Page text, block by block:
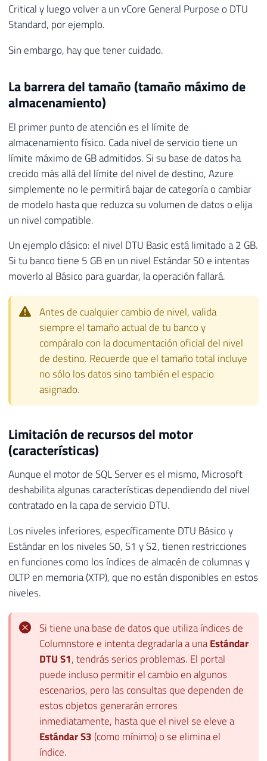
Critical y luego volver a un vCore General Purpose o DTU
Standard, por ejemplo.
Sin embargo, hay que tener cuidado.
La barrera del tamaño (tamaño máximo de
almacenamiento)
El primer punto de atención es el límite de
almacenamiento físico. Cada nivel de servicio tiene un
límite máximo de GB admitidos. Si su base de datos ha
crecido más allá del límite del nivel de destino, Azure
simplemente no le permitirá bajar de categoría o cambiar
de modelo hasta que reduzca su volumen de datos o elija
un nivel compatible.
Un ejemplo clásico: el nivel DTU Basic está limitado a 2 GB.
Si tu banco tiene 5 GB en un nivel Estándar S0 e intentas
moverlo al Básico para guardar, la operación fallará.
Antes de cualquier cambio de nivel, valida
siempre el tamaño actual de tu banco y
compáralo con la documentación oficial del nivel
de destino. Recuerde que el tamaño total incluye
no sólo los datos sino también el espacio
asignado.
Limitación de recursos del motor
(características)
Aunque el motor de SQL Server es el mismo, Microsoft
deshabilita algunas características dependiendo del nivel
contratado en la capa de servicio DTU.
Los niveles inferiores, específicamente DTU Básico y
Estándar en los niveles S0, S1 y S2, tienen restricciones
en funciones como los índices de almacén de columnas y
OLTP en memoria (XTP), que no están disponibles en estos
niveles.
Si tiene una base de datos que utiliza índices de
Columnstore e intenta degradarla a unaEstándar
DTU S1, tendrás serios problemas. El portal
puede incluso permitir el cambio en algunos
escenarios, pero las consultas que dependen de
estos objetos generarán errores
inmediatamente, hasta que el nivel se eleve a
Estándar S3 (como mínimo) o se elimina el
índice.